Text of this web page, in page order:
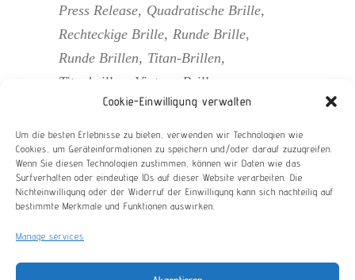
Cookie-Einwilligung verwalten
Um die besten Erlebnisse zu bieten, verwenden wir Technologien wie
Cookies, um Geräteinformationen zu speichern und/oder darauf zuzugreifen.
Wenn Sie diesen Technologien zustimmen, können wir Daten wie das
Surfverhalten oder eindeutige IDs auf dieser Website verarbeiten. Die
Nichteinwilligung oder der Widerruf der Einwilligung kann sich nachteilig auf
bestimmte Merkmale und Funktionen auswirken.
Manage services
Press Release Quadratische Brille
Rechteckige Brille Runde Brille
Runde Brillen
Titan-Brillen
Titanbrillen
Vintage Brillen
Vintage Brillengestell
Vintage Brillengestelle
Vintage Optik
Wein Windsor Brillen
©2023 COPYRIGHT BRAUN CLASSICS GMBH -